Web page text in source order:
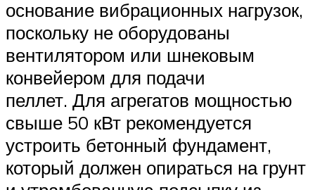
основание вибрационных нагрузок,
поскольку не оборудованы
вентилятором или шнековым
конвейером для подачи
пеллет. Для агрегатов мощностью
свыше 50 кВт рекомендуется
устроить бетонный фундамент,
который должен опираться на грунт